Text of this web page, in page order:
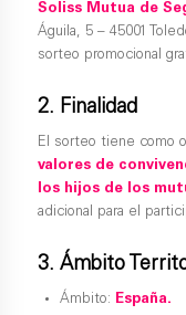
Soliss Mutua de
Águila, 5 – 45001
sorteo promocional
2. Finalidad
El sorteo tiene como
valores de
los hijos de los
adicional para el
3. Ámbito
Ámbito: España.